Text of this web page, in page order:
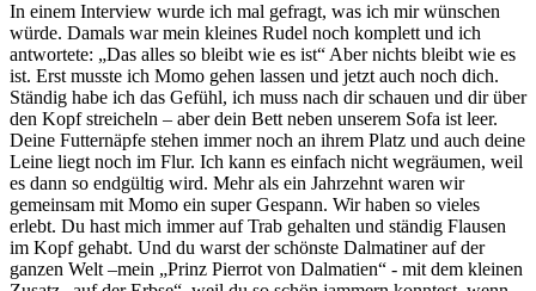
In einem Interview wurde ich mal gefragt, was ich mir wünschen
würde. Damals war mein kleines Rudel noch komplett und ich
antwortete: „Das alles so bleibt wie es ist“ Aber nichts bleibt wie es
ist. Erst musste ich Momo gehen lassen und jetzt auch noch dich.
Ständig habe ich das Gefühl, ich muss nach dir schauen und dir über
den Kopf streicheln – aber dein Bett neben unserem Sofa ist leer.
Deine Futternäpfe stehen immer noch an ihrem Platz und auch deine
Leine liegt noch im Flur. Ich kann es einfach nicht wegräumen, weil
es dann so endgültig wird. Mehr als ein Jahrzehnt waren wir
gemeinsam mit Momo ein super Gespann. Wir haben so vieles
erlebt. Du hast mich immer auf Trab gehalten und ständig Flausen
im Kopf gehabt. Und du warst der schönste Dalmatiner auf der
ganzen Welt –mein „Prinz Pierrot von Dalmatien“ - mit dem kleinen